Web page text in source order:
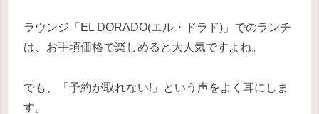
ラウンジ「EL DORADO(エル・ドラド)」でのランチ
は、お手頃価格で楽しめると大人気ですよね。
でも、「予約が取れない!」という声をよく耳にしま
す。